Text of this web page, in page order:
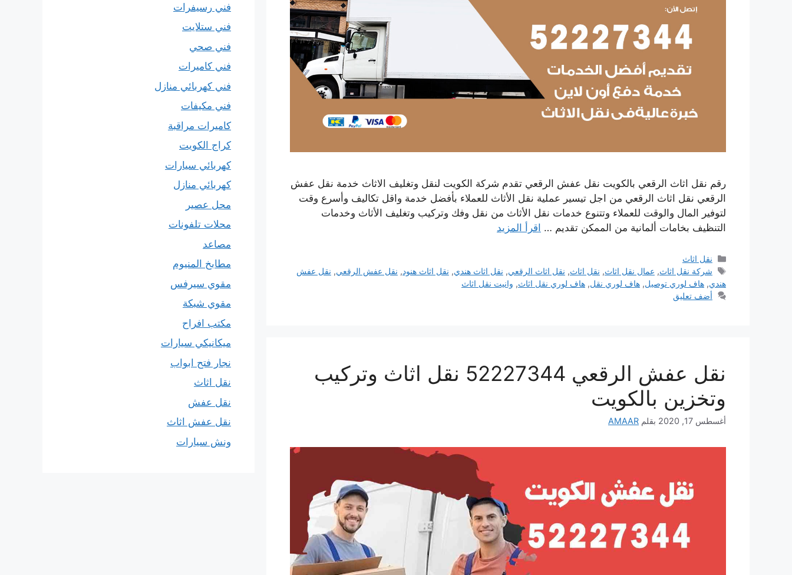
رقم نقل اثاث الرقعي بالكويت نقل عفش الرقعي تقدم شركة الكويت لنقل وتغليف الاثاث خدمة نقل عفش
الرقعي نقل اثاث الرقعي من اجل تيسير عملية نقل الأثاث للعملاء بأفضل خدمة واقل تكاليف وأسرع وقت
لتوفير المال والوقت للعملاء وتتنوع خدمات نقل الأثاث من نقل وفك وتركيب وتغليف الأثاث وخدمات
التنظيف بخامات ألمانية من الممكن تقديم … اقرأ المزيد
التصنيفات
نقل اثاث
الوسوم
شركة نقل اثاث, عمال نقل اثاث, نقل اثاث, نقل اثاث الرقعي, نقل اثاث هندي, نقل اثاث هنود, نقل عفش الرقعي, نقل عفش
هندي, هاف لوري توصيل, هاف لوري نقل, هاف لوري نقل اثاث, وانيت نقل اثاث
أضف تعليق
نقل عفش الرقعي 52227344 نقل اثاث وتركيب
وتخزين بالكويت
أغسطس 17, 2020 بقلم AMAAR
فني رسيفرات
فني ستلايت
فني صحي
فني كاميرات
فني كهربائي منازل
فني مكيفات
كاميرات مراقبة
كراج الكويت
كهربائي سيارات
كهربائي منازل
محل عصير
محلات تلفونات
مصاعد
مطابخ المنيوم
مقوي سيرفس
مقوي شبكة
مكتب افراح
ميكانيكي سيارات
نجار فتح ابواب
نقل اثاث
نقل عفش
نقل عفش اثاث
ونش سيارات